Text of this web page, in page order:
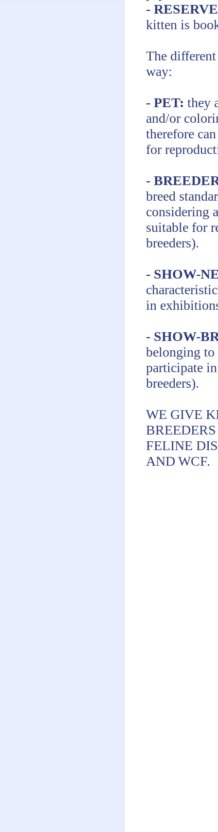
-
kitten is
The
way:
- PET: they
and/or
therefore
for
-
breed
considering
suitable for
breeders).
- SHOW-
in
- SHOW-
belonging to
participate
breeders).
WE GIVE
FELINE
AND WCF.